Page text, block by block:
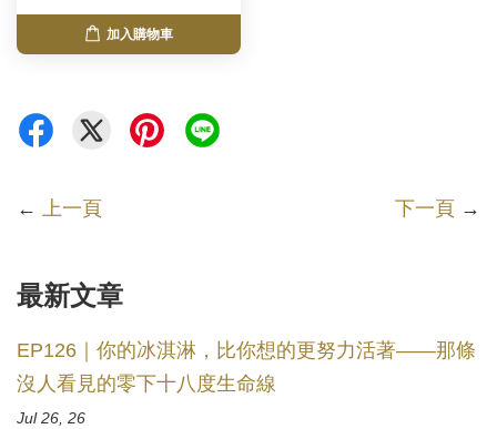
加入購物車
← 上一頁 下一頁 →
最新文章
EP126｜你的冰淇淋，比你想的更努力活著——那條
沒人看見的零下十八度生命線
Jul 26, 26